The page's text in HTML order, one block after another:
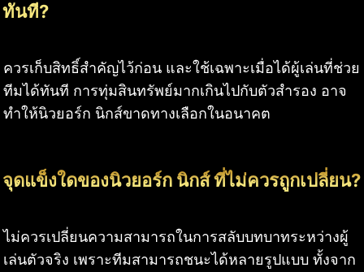
ทันที?
ควรเก็บสิทธิ์สำคัญไว้ก่อน และใช้เฉพาะเมื่อได้ผู้เล่นที่ช่วย
ทีมได้ทันที การทุ่มสินทรัพย์มากเกินไปกับตัวสำรอง อาจ
ทำให้นิวยอร์ก นิกส์ขาดทางเลือกในอนาคต
จุดแข็งใดของนิวยอร์ก นิกส์ ที่ไม่ควรถูกเปลี่ยน?
ไม่ควรเปลี่ยนความสามารถในการสลับบทบาทระหว่างผู้
เล่นตัวจริง เพราะทีมสามารถชนะได้หลายรูปแบบ ทั้งจาก